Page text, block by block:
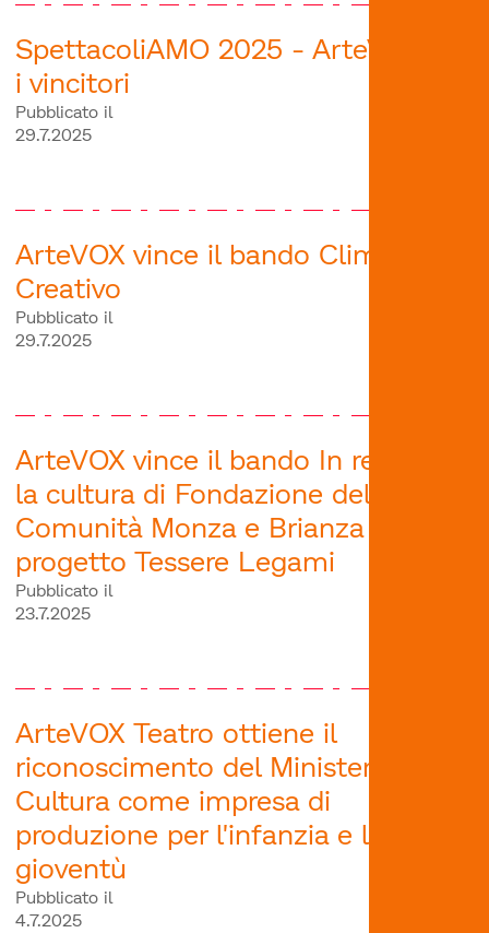
SpettacoliAMO 2025 - ArteVOX tra
i vincitori
Pubblicato il
29.7.2025
ArteVOX vince il bando Clima
Creativo
Pubblicato il
29.7.2025
ArteVOX vince il bando In rete per
la cultura di Fondazione della
Comunità Monza e Brianza con il
progetto Tessere Legami
Pubblicato il
23.7.2025
ArteVOX Teatro ottiene il
riconoscimento del Ministero della
Cultura come impresa di
produzione per l'infanzia e la
gioventù
Pubblicato il
4.7.2025